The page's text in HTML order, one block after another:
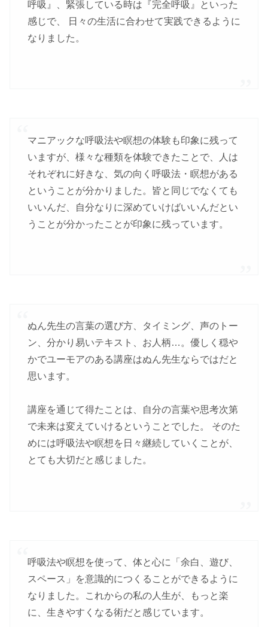
呼吸』、緊張している時は『完全呼吸』といった
感じで、 日々の生活に合わせて実践できるように
なりました。
マニアックな呼吸法や瞑想の体験も印象に残って
いますが、様々な種類を体験できたことで、人は
それぞれに好きな、気の向く呼吸法・瞑想がある
ということが分かりました。皆と同じでなくても
いいんだ、自分なりに深めていけばいいんだとい
うことが分かったことが印象に残っています。
ぬん先生の言葉の選び方、タイミング、声のトー
ン、分かり易いテキスト、お人柄…。優しく穏や
かでユーモアのある講座はぬん先生ならではだと
思います。
講座を通じて得たことは、自分の言葉や思考次第
で未来は変えていけるということでした。 そのた
めには呼吸法や瞑想を日々継続していくことが、
とても大切だと感じました。
呼吸法や瞑想を使って、体と心に「余白、遊び、
スペース」を意識的につくることができるように
なりました。これからの私の人生が、もっと楽
に、生きやすくなる術だと感じています。